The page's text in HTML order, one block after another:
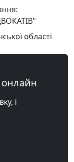
області
онлайн
і